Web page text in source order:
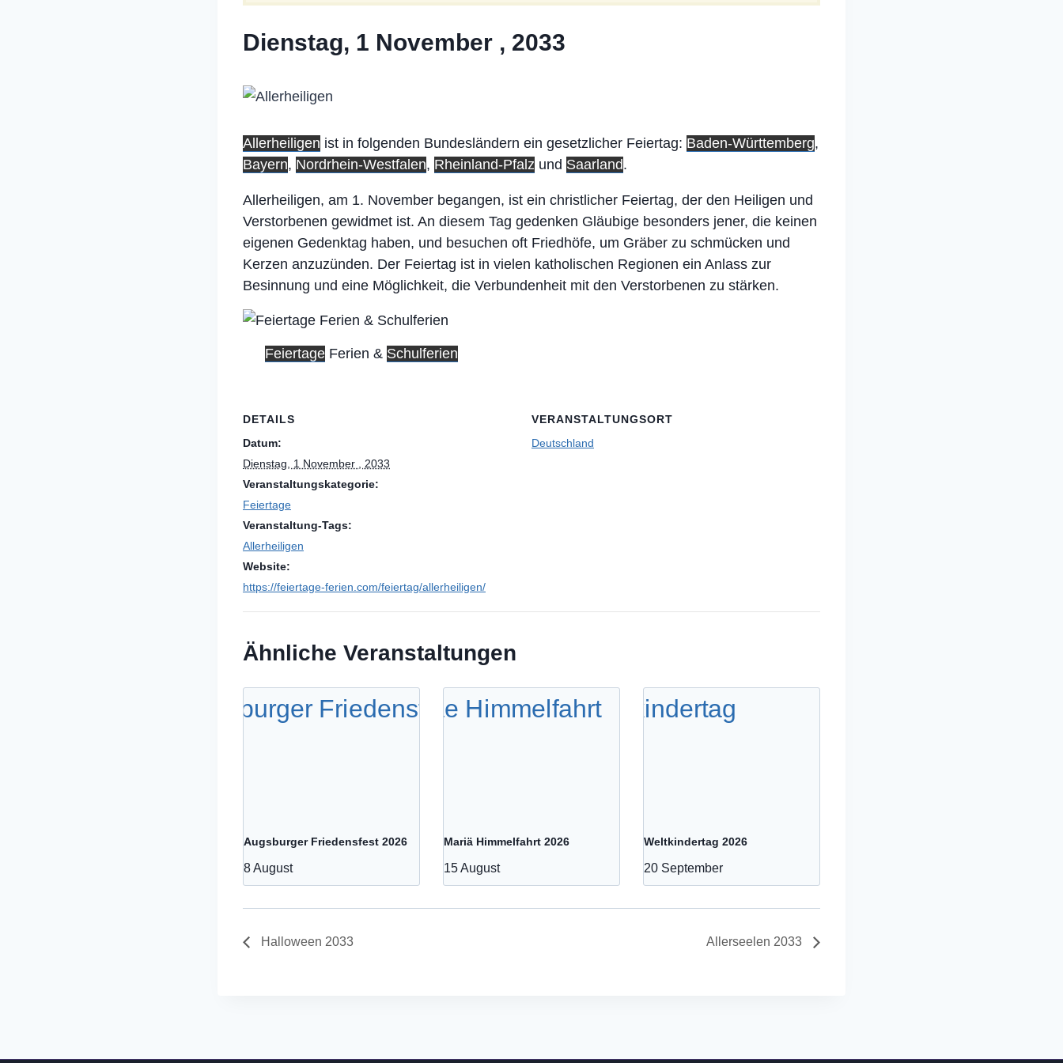
Dienstag, 1 November , 2033
Allerheiligen ist in folgenden Bundesländern ein gesetzlicher Feiertag: Baden-Württemberg,
Bayern, Nordrhein-Westfalen, Rheinland-Pfalz und Saarland.
Allerheiligen, am 1. November begangen, ist ein christlicher Feiertag, der den Heiligen und
Verstorbenen gewidmet ist. An diesem Tag gedenken Gläubige besonders jener, die keinen
eigenen Gedenktag haben, und besuchen oft Friedhöfe, um Gräber zu schmücken und
Kerzen anzuzünden. Der Feiertag ist in vielen katholischen Regionen ein Anlass zur
Besinnung und eine Möglichkeit, die Verbundenheit mit den Verstorbenen zu stärken.
Feiertage Ferien & Schulferien
DETAILS
Datum:
Dienstag, 1 November , 2033
Veranstaltungskategorie:
Feiertage
Veranstaltung-Tags:
Allerheiligen
Website:
https://feiertage-ferien.com/feiertag/allerheiligen/
VERANSTALTUNGSORT
Deutschland
Ähnliche Veranstaltungen
Augsburger Friedensfest 2026
8 August
Mariä Himmelfahrt 2026
15 August
Weltkindertag 2026
20 September
Halloween 2033 Allerseelen 2033